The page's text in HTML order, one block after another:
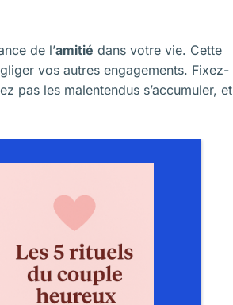
de l’amitié dans votre vie. Cette
vos autres engagements. Fixez-
pas les malentendus s’accumuler, et